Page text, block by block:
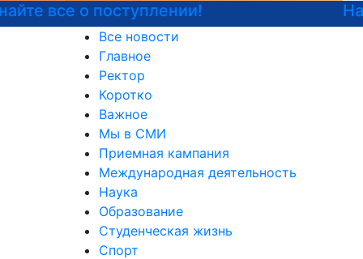
Национальные проекты России
Все новости
Главное
Ректор
Коротко
Важное
Мы в СМИ
Приемная кампания
Международная деятельность
Наука
Образование
Студенческая жизнь
Спорт